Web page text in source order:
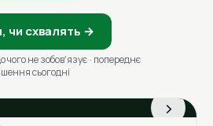
чи схвалять →
чого не зобовʼязує · попереднє
сьогодні
›